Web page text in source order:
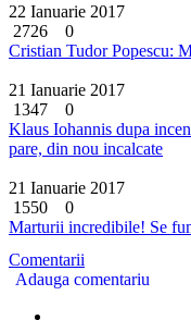
22 Ianuarie 2017
2726
0
Cristian Tudor Popescu:
21 Ianuarie 2017
1347
0
Klaus Iohannis dupa
pare, din nou incalcate
21 Ianuarie 2017
1550
0
Marturii incredibile! Se
Comentarii
Adauga comentariu